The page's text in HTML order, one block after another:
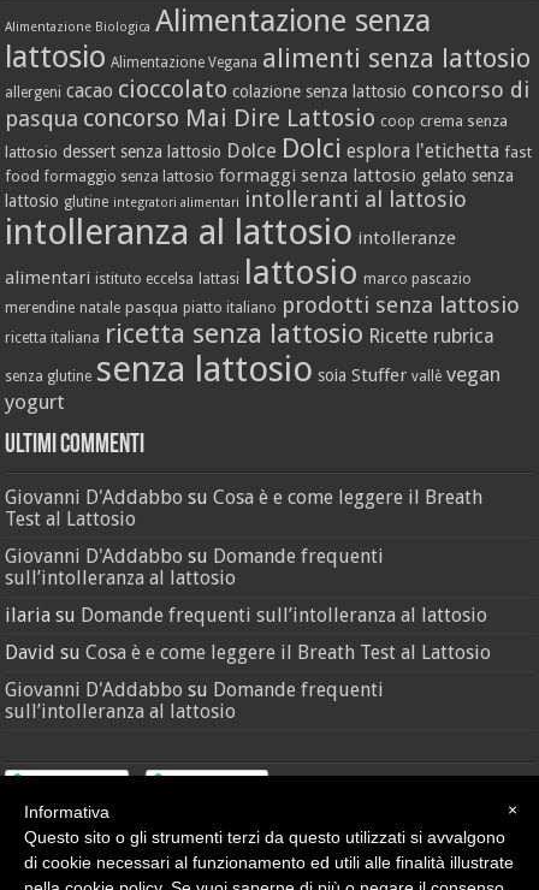
Alimentazione Biologica Alimentazione senza
lattosio Alimentazione Vegana alimenti senza lattosio
allergeni cacao cioccolato colazione senza lattosio concorso di
pasqua concorso Mai Dire Lattosio coop crema senza
lattosio dessert senza lattosio Dolce Dolci esplora l'etichetta fast
food formaggio senza lattosio formaggi senza lattosio gelato senza
lattosio glutine integratori alimentari intolleranti al lattosio
intolleranza al lattosio intolleranze
alimentari istituto eccelsa lattasi lattosio marco pascazio
merendine natale pasqua piatto italiano prodotti senza lattosio
ricetta italiana ricetta senza lattosio Ricette rubrica
senza glutine senza lattosio soia Stuffer vallè vegan
yogurt
Ultimi Commenti
Giovanni D'Addabbo suCosa è e come leggere il Breath
Test al Lattosio
Giovanni D'Addabbo su Domande frequenti
sull’intolleranza al lattosio
ilaria su Domande frequenti sull’intolleranza al lattosio
David suCosa è e come leggere il Breath Test al Lattosio
Giovanni D'Addabbo su Domande frequenti
sull’intolleranza al lattosio
×
Informativa
Questo sito o gli strumenti terzi da questo utilizzati si avvalgono
di cookie necessari al funzionamento ed utili alle finalità illustrate